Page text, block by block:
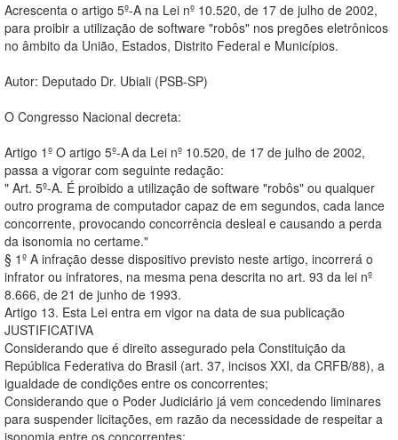
Acrescenta o artigo 5º-A na Lei nº 10.520, de 17 de julho de 2002,
para proibir a utilização de software "robôs" nos pregões eletrônicos
no âmbito da União, Estados, Distrito Federal e Municípios.
Autor: Deputado Dr. Ubiali (PSB-SP)
O Congresso Nacional decreta:
Artigo 1º O artigo 5º-A da Lei nº 10.520, de 17 de julho de 2002,
passa a vigorar com seguinte redação:
" Art. 5º-A. É proibido a utilização de software "robôs" ou qualquer
outro programa de computador capaz de em segundos, cada lance
concorrente, provocando concorrência desleal e causando a perda
da isonomia no certame."
§ 1º A infração desse dispositivo previsto neste artigo, incorrerá o
infrator ou infratores, na mesma pena descrita no art. 93 da lei nº
8.666, de 21 de junho de 1993.
Artigo 13. Esta Lei entra em vigor na data de sua publicação
JUSTIFICATIVA
Considerando que é direito assegurado pela Constituição da
República Federativa do Brasil (art. 37, incisos XXI, da CRFB/88), a
igualdade de condições entre os concorrentes;
Considerando que o Poder Judiciário já vem concedendo liminares
para suspender licitações, em razão da necessidade de respeitar a